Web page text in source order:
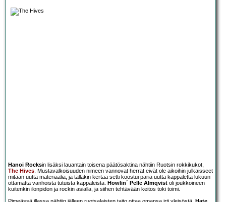
Hanoi Rocksin lisäksi lauantain toisena päätösaktina nähtiin Ruotsin rokkikukot,
The Hives. Mustavalkoisuuden nimeen vannovat herrat eivät ole aikoihin julkaisseet
mitään uutta materiaalia, ja tälläkin kertaa setti koostui paria uutta kappaletta lukuun
ottamatta vanhoista tutuista kappaleista. Howlin´ Pelle Almqvist oli joukkoineen
kuitenkin ilonpidon ja rockin asialla, ja siihen tehtävään keitos toki toimi.